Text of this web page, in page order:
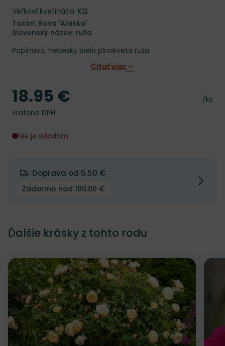
Veľkosť kvetináča: K2L
Taxón: Rosa 'Alaska'
Slovenský názov: ruža
Popínavá, nebesky biela plnokvetá ruža.
Čítať viac
Cena
/ks
Cena
18.95 €
vrátane DPH
Nie je skladom
Doprava od 5.50 €
Zadarmo nad 100.00 €
Ďalšie krásky z tohto rodu